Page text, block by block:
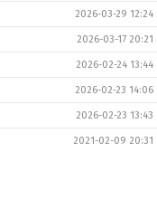
2026-03-29 12:24
2026-03-17 20:21
2026-02-24 13:44
2026-02-23 14:06
2026-02-23 13:43
2021-02-09 20:31